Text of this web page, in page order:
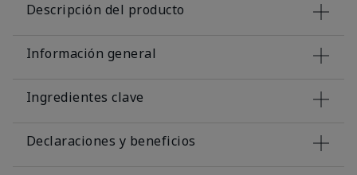
Descripción del producto
Información general
Ingredientes clave
Declaraciones y beneficios